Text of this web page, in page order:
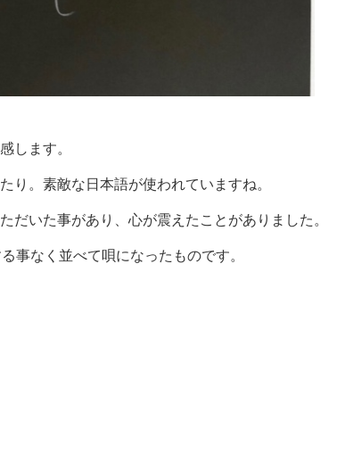
します。
り。素敵な日本語が使われていますね。
いた事があり、心が震えたことがありました。
事なく並べて唄になったものです。